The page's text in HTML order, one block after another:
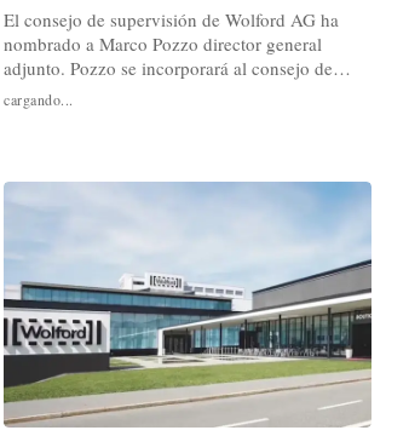
El consejo de supervisión de Wolford AG ha
nombrado a Marco Pozzo director general
adjunto. Pozzo se incorporará al consejo de
administración el 7 de julio, según anunció
Wolford el viernes. El cargo en la firma austriaca
general, después de que el anterior...
cargando...